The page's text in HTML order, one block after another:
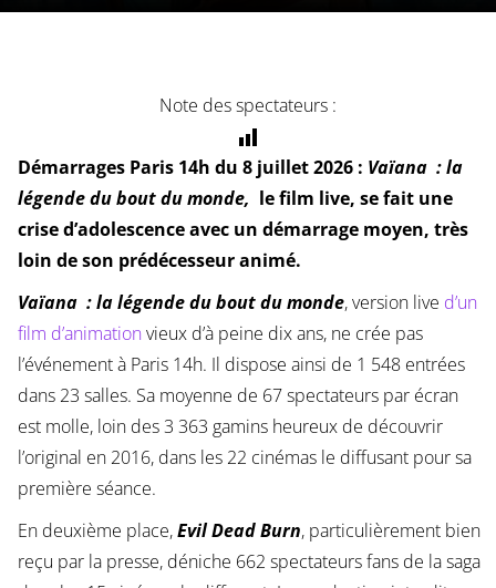
Note des spectateurs :
Démarrages Paris 14h du 8 juillet 2026 : Vaïana : la
légende du bout du monde, le film live, se fait une
crise d’adolescence avec un démarrage moyen, très
loin de son prédécesseur animé.
Vaïana : la légende du bout du monde, version live d’un
film d’animationvieux d’à peine dix ans, ne crée pas
l’événement à Paris 14h. Il dispose ainsi de 1 548 entrées
dans 23 salles. Sa moyenne de 67 spectateurs par écran
est molle, loin des 3 363 gamins heureux de découvrir
l’original en 2016, dans les 22 cinémas le diffusant pour sa
première séance.
En deuxième place,Evil Dead Burn, particulièrement bien
reçu par la presse, déniche 662 spectateurs fans de la saga